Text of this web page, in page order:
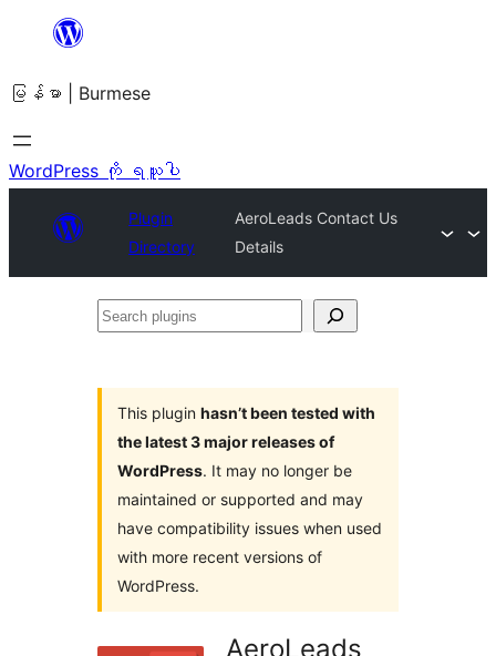
အကြောင်းအရာ
ကျော်သွား
ရန်
မြန်မာ | Burmese
WordPress ကို ရယူပါ
Plugin
Directory
AeroLeads Contact Us
Details
Search
This plugin hasn’t been tested with
the latest 3 major releases of
WordPress. It may no longer be
maintained or supported and may
have compatibility issues when used
with more recent versions of
WordPress.
AeroLeads